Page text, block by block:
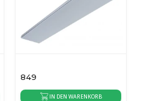
849
IN DEN WARENKORB